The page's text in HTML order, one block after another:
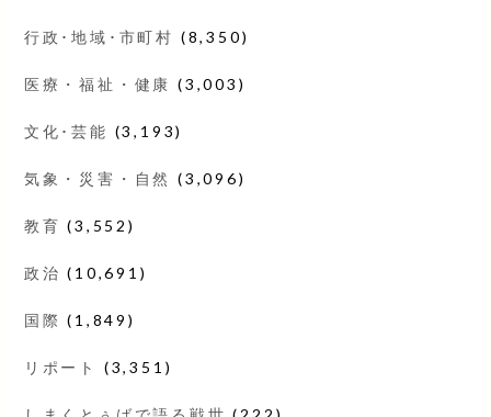
行政･地域･市町村 (8,350)
医療・福祉・健康 (3,003)
文化･芸能 (3,193)
気象・災害・自然 (3,096)
教育 (3,552)
政治 (10,691)
国際 (1,849)
リポート (3,351)